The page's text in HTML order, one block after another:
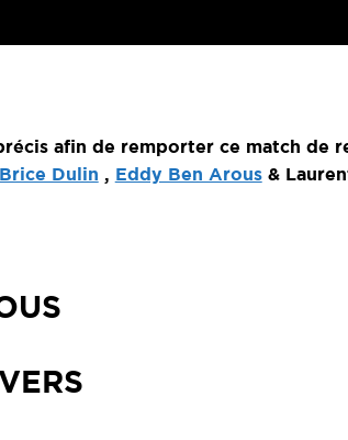
afin de remporter ce match de
Brice Dulin , Eddy Ben Arous&